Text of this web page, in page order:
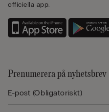
officiella app.
Prenumerera på nyhetsbrev